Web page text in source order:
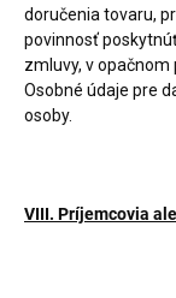
doručenia tovaru,
povinnosť
zmluvy, v opačnom
Osobné údaje pre
osoby.
VIII. Príjemcovia